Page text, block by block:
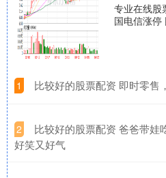
专业在线股
国电信涨停
1 比较好的股票配资 即时零售
2
比较好的股票配资 爸爸带娃
好笑又好气